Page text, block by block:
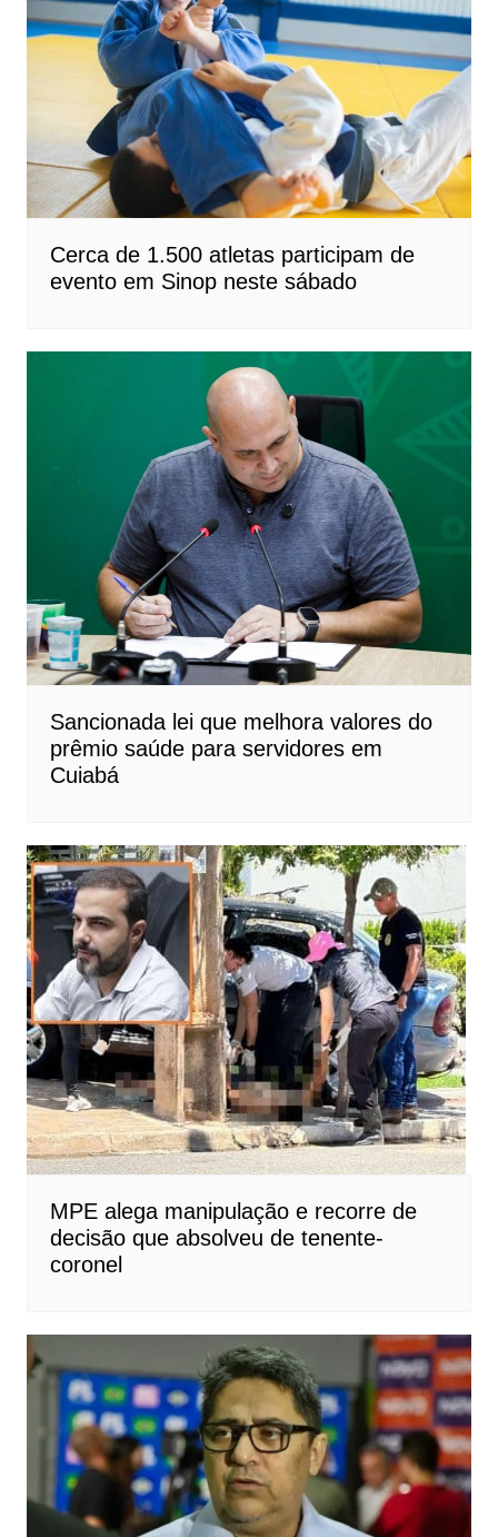
Cerca de 1.500 atletas participam de
evento em Sinop neste sábado
Sancionada lei que melhora valores do
prêmio saúde para servidores em
Cuiabá
MPE alega manipulação e recorre de
decisão que absolveu de tenente-
coronel